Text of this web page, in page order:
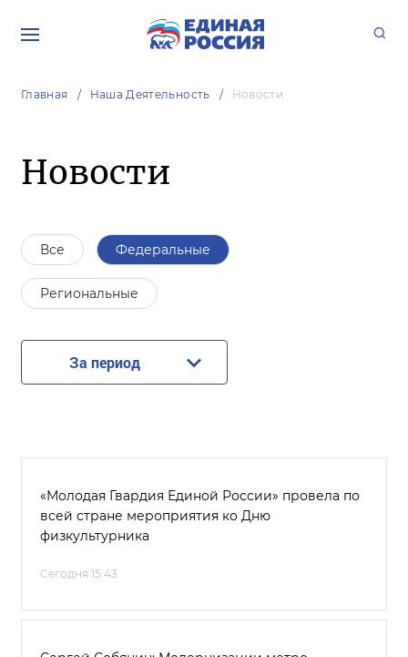
Главная Наша Деятельность Новости
Новости
Все Федеральные
Региональные
За период
«Молодая Гвардия Единой России» провела по
всей стране мероприятия ко Дню
физкультурника
Сегодня 15:43